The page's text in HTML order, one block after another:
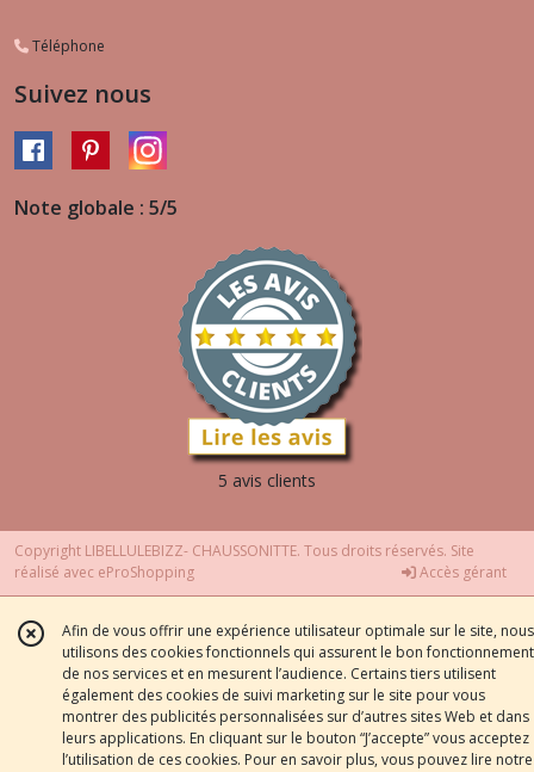
Téléphone
Suivez nous
Note globale : 5/5
5 avis clients
Copyright LIBELLULEBIZZ- CHAUSSONITTE. Tous droits réservés. Site
réalisé avec eProShopping Accès gérant
Afin de vous offrir une expérience utilisateur optimale sur le site, nous
utilisons des cookies fonctionnels qui assurent le bon fonctionnement
de nos services et en mesurent l’audience. Certains tiers utilisent
également des cookies de suivi marketing sur le site pour vous
montrer des publicités personnalisées sur d’autres sites Web et dans
leurs applications. En cliquant sur le bouton “J’accepte” vous acceptez
l’utilisation de ces cookies. Pour en savoir plus, vous pouvez lire notre